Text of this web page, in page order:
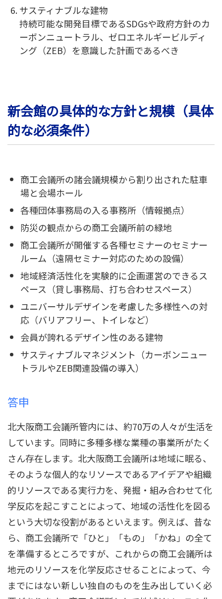
サスティナブルな建物
持続可能な開発目標であるSDGsや政府方針のカ
ーボンニュートラル、ゼロエネルギービルディ
ング（ZEB）を意識した計画であるべき
新会館の具体的な方針と規模（具体
的な必須条件）
商工会議所の諸会議規模から割り出された駐車
場と会場ホール
各種団体事務局の入る事務所（情報拠点）
防災の観点からの商工会議所前の緑地
商工会議所が開催する各種セミナーのセミナー
ルーム（遠隔セミナー対応のための設備）
地域経済活性化を実験的に企画運営のできるス
ペース（貸し事務局、打ち合わせスペース）
ユニバーサルデザインを考慮した多様性への対
応（バリアフリー、トイレなど）
会員が誇れるデザイン性のある建物
サスティナブルマネジメント（カーボンニュー
トラルやZEB関連設備の導入）
答申
北大阪商工会議所管内には、約70万の人々が生活を
しています。同時に多種多様な業種の事業所がたく
さん存在します。北大阪商工会議所は地域に眠る、
そのような個人的なリソースであるアイデアや組織
的リソースである実行力を、発掘・組み合わせて化
学反応を起こすことによって、地域の活性化を図る
という大切な役割があるといえます。例えば、昔な
ら、商工会議所で「ひと」「もの」「かね」の全て
を準備するところですが、これからの商工会議所は
地元のリソースを化学反応させることによって、今
までにはない新しい独自のものを生み出していく必